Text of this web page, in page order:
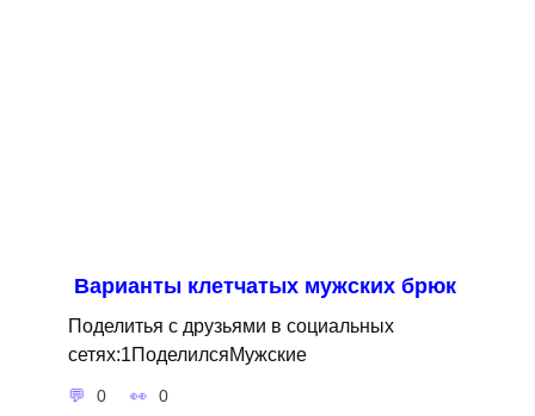
Варианты клетчатых мужских брюк
Поделитья с друзьями в социальных
сетях:1ПоделилсяМужские
0 0